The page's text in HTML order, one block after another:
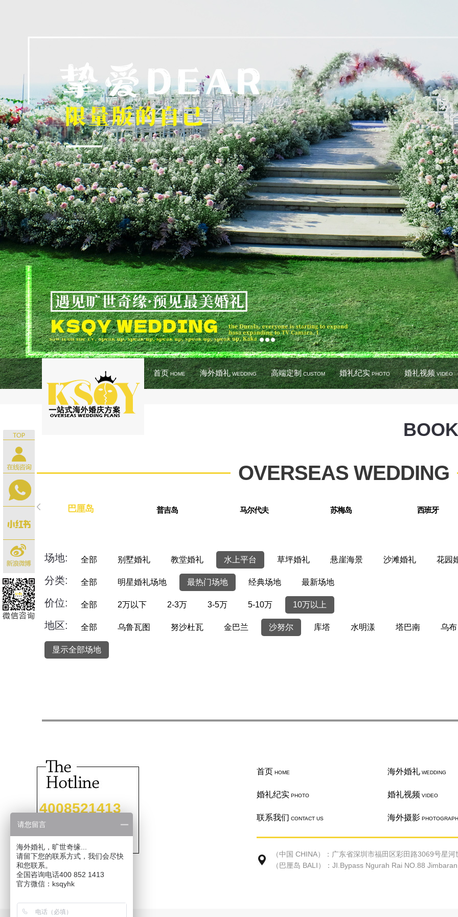
首页HOME 海外婚礼WEDDING 高端定制CUSTOM 婚礼纪实PHOTO 婚礼视频VIDEO
OVERSEAS WEDDING
巴厘岛 普吉岛 马尔代夫 苏梅岛 西班牙
场地: 全部 别墅婚礼 教堂婚礼 水上平台 草坪婚礼 悬崖海景 沙滩婚礼 花园
分类: 全部 明星婚礼场地 最热门场地 经典场地 最新场地
价位: 全部 2万以下 2-3万 3-5万 5-10万 10万以上
地区: 全部 乌鲁瓦图 努沙杜瓦 金巴兰 沙努尔 库塔 水明漾 塔巴南 乌布
显示全部场地
4008521413
首页 HOME 海外婚礼 WEDDING
婚礼纪实 PHOTO 婚礼视频 VIDEO
联系我们 CONTACT US 海外摄影
（中国 CHINA）：广东省深圳市福田区彩田路3069号星
（巴厘岛 BALI）：JI.Bypass Ngurah Rai NO.88
请您留言
海外婚礼，旷世奇缘...
请留下您的联系方式，我们会尽快
和您联系。
全国咨询电话400 852 1413
官方微信：ksqyhk